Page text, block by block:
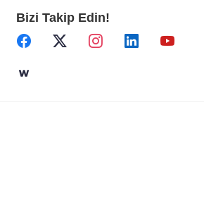
Bizi Takip Edin!